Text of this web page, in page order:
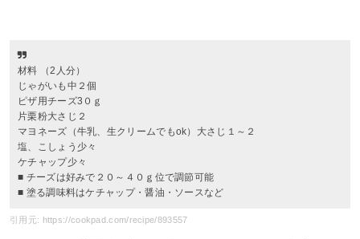
材料 （2人分）
じゃがいも中２個
ピザ用チーズ3０ｇ
片栗粉大さじ２
マヨネーズ（牛乳、生クリームでもok）大さじ１～２
塩、こしょう少々
ケチャップ少々
■ チーズは好みで２０～４０ｇ位で調節可能
■ 塗る調味料はケチャップ・醤油・ソースなど
引用元: https://cookpad.com/recipe/893557